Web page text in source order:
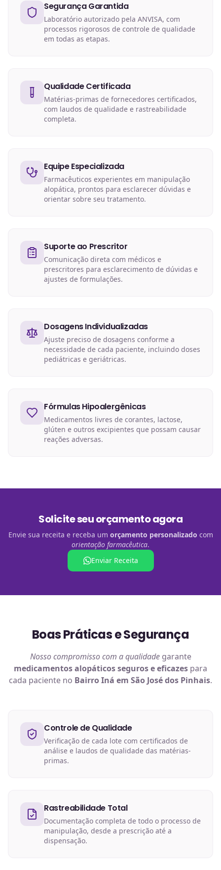
Segurança Garantida
Laboratório autorizado pela ANVISA, com
processos rigorosos de controle de qualidade
em todas as etapas.
Qualidade Certificada
Matérias-primas de fornecedores certificados,
com laudos de qualidade e rastreabilidade
completa.
Equipe Especializada
Farmacêuticos experientes em manipulação
alopática, prontos para esclarecer dúvidas e
orientar sobre seu tratamento.
Suporte ao Prescritor
Comunicação direta com médicos e
prescritores para esclarecimento de dúvidas e
ajustes de formulações.
Dosagens Individualizadas
Ajuste preciso de dosagens conforme a
necessidade de cada paciente, incluindo doses
pediátricas e geriátricas.
Fórmulas Hipoalergênicas
Medicamentos livres de corantes, lactose,
glúten e outros excipientes que possam causar
reações adversas.
Solicite seu orçamento agora
Envie sua receita e receba um orçamento personalizado com
orientação farmacêutica.
Enviar Receita
Boas Práticas e Segurança
Nosso compromisso com a qualidadegarante
medicamentos alopáticosseguros e eficazes para
cada paciente no Bairro Iná em São José dos Pinhais.
Controle de Qualidade
Verificação de cada lote com certificados de
análise e laudos de qualidade das matérias-
primas.
Rastreabilidade Total
Documentação completa de todo o processo de
manipulação, desde a prescrição até a
dispensação.